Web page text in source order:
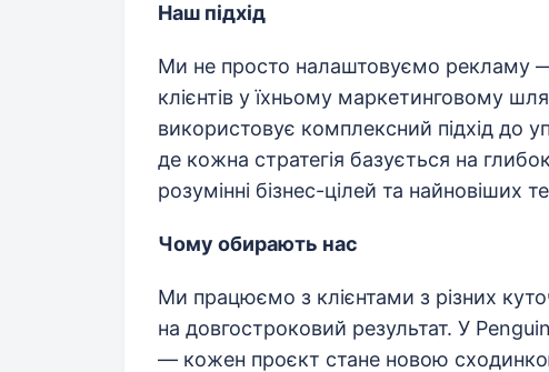
Наш підхід
Ми не просто налаштовуємо рекламу
клієнтів у їхньому маркетинговому
використовує комплексний підхід до
де кожна стратегія базується на
розумінні бізнес-цілей та найновіших
Чому обирають нас
Ми працюємо з клієнтами з різних
на довгостроковий результат. У
— кожен проєкт стане новою